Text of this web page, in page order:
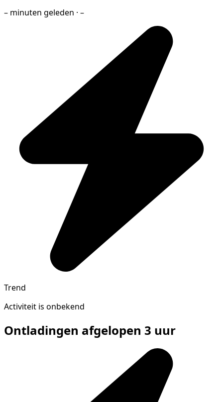
– minuten geleden · –
Trend
Activiteit is onbekend
Ontladingen afgelopen 3 uur